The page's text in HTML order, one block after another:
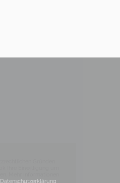
Datenschutzerklärung